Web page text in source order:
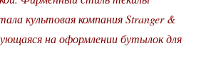
культовая компания Stranger &
на оформлении бутылок для